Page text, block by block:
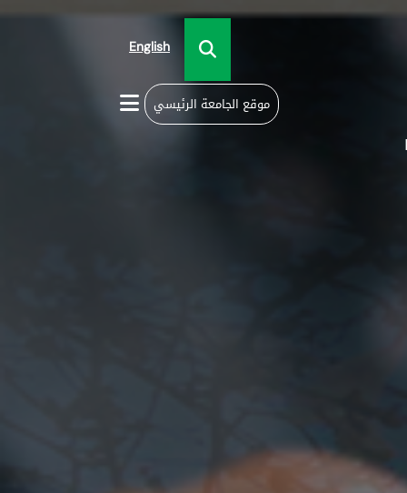
English
موقع الجامعة الرئيسي